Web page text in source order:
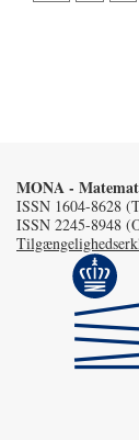
MONA -
ISSN 1604-8628
ISSN 2245-8948